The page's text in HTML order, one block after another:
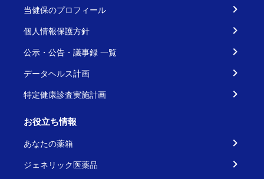
当健保のプロフィール
個人情報保護方針
公示・公告・議事録 一覧
データヘルス計画
特定健康診査実施計画
お役立ち情報
あなたの薬箱
ジェネリック医薬品